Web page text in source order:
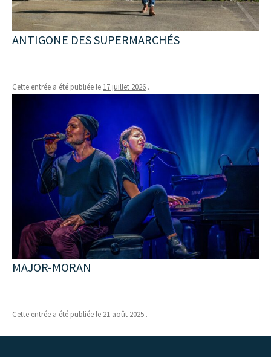
ANTIGONE DES SUPERMARCHÉS
Cette entrée a été publiée le 17 juillet 2026 .
MAJOR-MORAN
Cette entrée a été publiée le 21 août 2025 .